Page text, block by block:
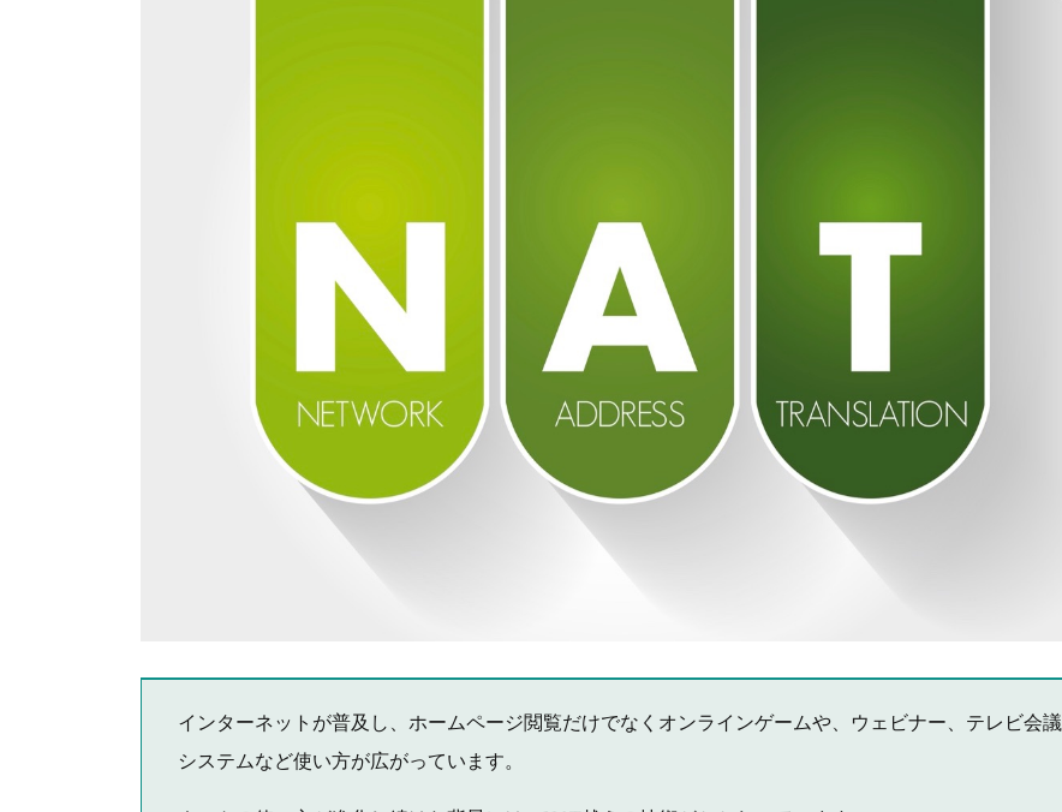
インターネットが普及し、ホームページ閲覧だけでなくオンラインゲームや、ウェビナー、テレビ会議
システムなど使い方が広がっています。